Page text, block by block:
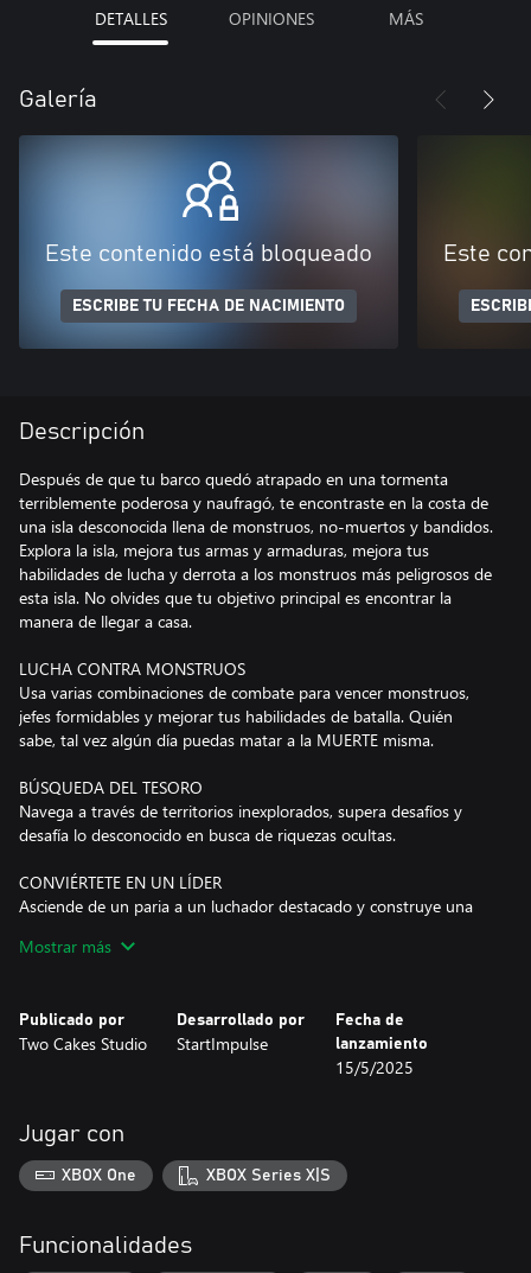
DETALLES OPINIONES MÁS
Galería
Este contenido está bloqueado
ESCRIBE TU FECHA DE NACIMIENTO
Este
Descripción
Después de que tu barco quedó atrapado en una tormenta
terriblemente poderosa y naufragó, te encontraste en la costa de
una isla desconocida llena de monstruos, no-muertos y bandidos.
Explora la isla, mejora tus armas y armaduras, mejora tus
habilidades de lucha y derrota a los monstruos más peligrosos de
esta isla. No olvides que tu objetivo principal es encontrar la
manera de llegar a casa.
LUCHA CONTRA MONSTRUOS
Usa varias combinaciones de combate para vencer monstruos,
jefes formidables y mejorar tus habilidades de batalla. Quién
sabe, tal vez algún día puedas matar a la MUERTE misma.
BÚSQUEDA DEL TESORO
Navega a través de territorios inexplorados, supera desafíos y
desafía lo desconocido en busca de riquezas ocultas.
CONVIÉRTETE EN UN LÍDER
Asciende de un paria a un luchador destacado y construye una
isla.
Embárcate en la aventura de explorar la isla. Adéntrate en sus
misterios, descubre rincones ocultos y revela sus secretos bien
Mostrar más
Publicado por
Two Cakes Studio
Desarrollado por
StartImpulse
Fecha de
lanzamiento
15/5/2025
Jugar con
XBOX One XBOX Series X|S
Funcionalidades